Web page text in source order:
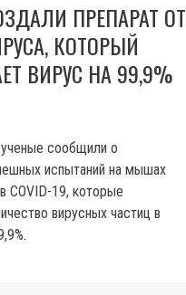
ПРЕПАРАТ ОТ
КОТОРЫЙ
ВИРУС НА 99,9%
сообщили о
испытаний на мышах
COVID-19, которые
вирусных частиц в